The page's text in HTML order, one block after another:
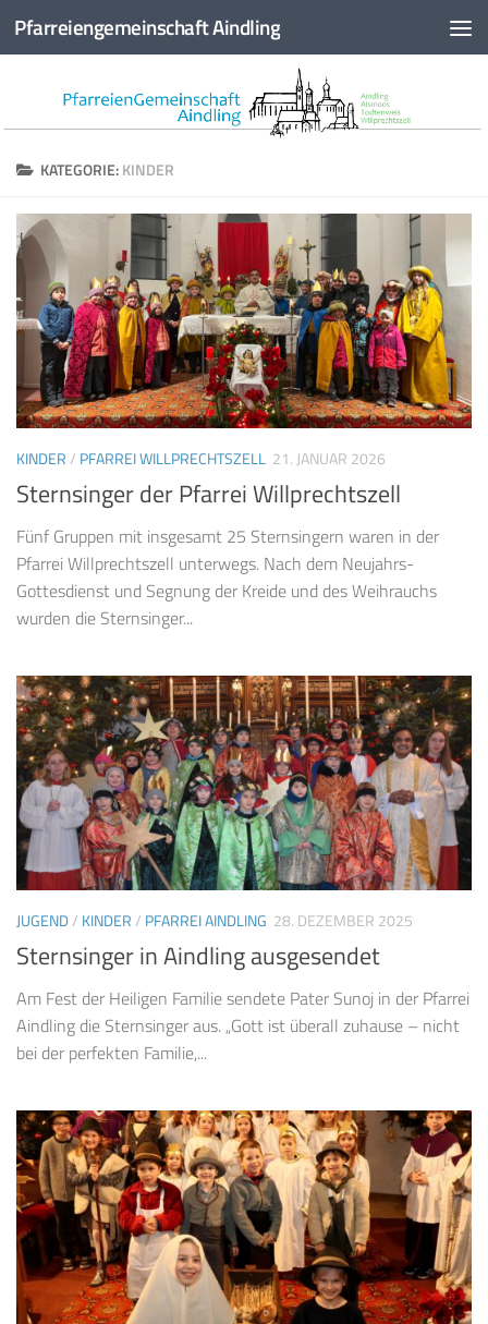
Zum Inhalt springen
Pfarreiengemeinschaft Aindling
KATEGORIE:KINDER
KINDER/ PFARREI WILLPRECHTSZELL 21. JANUAR 2026
Sternsinger der Pfarrei Willprechtszell
Fünf Gruppen mit insgesamt 25 Sternsingern waren in der
Pfarrei Willprechtszell unterwegs. Nach dem Neujahrs-
Gottesdienst und Segnung der Kreide und des Weihrauchs
wurden die Sternsinger...
JUGEND/ KINDER/ PFARREI AINDLING 28. DEZEMBER 2025
Sternsinger in Aindling ausgesendet
Am Fest der Heiligen Familie sendete Pater Sunoj in der Pfarrei
Aindling die Sternsinger aus. „Gott ist überall zuhause – nicht
bei der perfekten Familie,...